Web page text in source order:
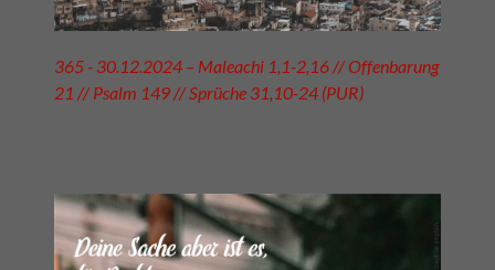
365 - 30.12.2024 – Maleachi 1,1-2,16 // Offenbarung
21 // Psalm 149 // Sprüche 31,10-24 (PUR)